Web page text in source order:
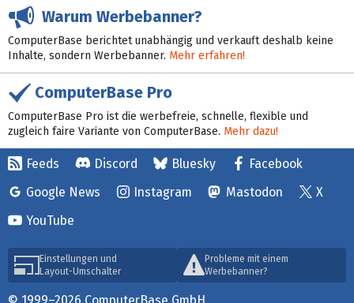
Warum Werbebanner?
ComputerBase berichtet unabhängig und verkauft deshalb keine
Inhalte, sondern Werbebanner. Mehr erfahren!
ComputerBase Pro
ComputerBase Pro ist die werbefreie, schnelle, flexible und
zugleich faire Variante von ComputerBase. Mehr dazu!
Feeds Discord Bluesky
Facebook
Google News
Instagram Mastodon
X
YouTube
Einstellungen und
Layout-Umschalter
Probleme mit einem
Werbebanner?
© 1999–2026 ComputerBase GmbH